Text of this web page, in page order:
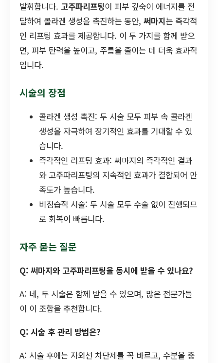
발휘합니다. 고주파리프팅이 피부 깊숙이 에너지를 전
달하여 콜라겐 생성을 촉진하는 동안, 써마지는 즉각적
인 리프팅 효과를 제공합니다. 이 두 가지를 함께 받으
면, 피부 탄력을 높이고, 주름을 줄이는 데 더욱 효과적
입니다.
시술의 장점
콜라겐 생성 촉진: 두 시술 모두 피부 속 콜라겐
생성을 자극하여 장기적인 효과를 기대할 수 있
습니다.
즉각적인 리프팅 효과: 써마지의 즉각적인 결과
와 고주파리프팅의 지속적인 효과가 결합되어 만
족도가 높습니다.
비침습적 시술: 두 시술 모두 수술 없이 진행되므
로 회복이 빠릅니다.
자주 묻는 질문
Q: 써마지와 고주파리프팅을 동시에 받을 수 있나요?
A: 네, 두 시술은 함께 받을 수 있으며, 많은 전문가들
이 이 조합을 추천합니다.
Q: 시술 후 관리 방법은?
A: 시술 후에는 자외선 차단제를 꼭 바르고, 수분을 충